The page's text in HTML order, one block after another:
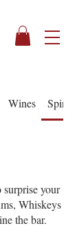
Wines Spirits
your
Whiskeys
the bar.